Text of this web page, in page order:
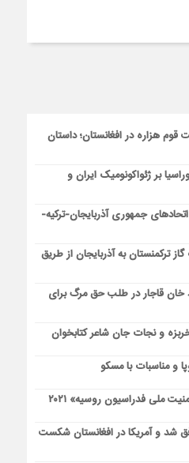
هزاره در افغانستان؛ داستان
بر ژئواکونومیک ایران و
جمهوری آذربایجان-ترکیه-
ترکمنستان به آذربایجان از طریق
خان قاجار در طلب حق مرگ برای
و نجات جان شاعر کتابخوان
و مناسبات با مسکو
ملی فدراسیون روسیه» ۲۰۲۱
شد و آمریکا در افغانستان شکست